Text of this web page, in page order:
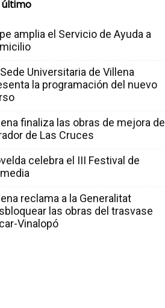
último
amplia el Servicio de Ayuda a
Universitaria de Villena
la programación del nuevo
finaliza las obras de mejora del
de Las Cruces
celebra el III Festival de
reclama a la Generalitat
las obras del trasvase
Vinalopó